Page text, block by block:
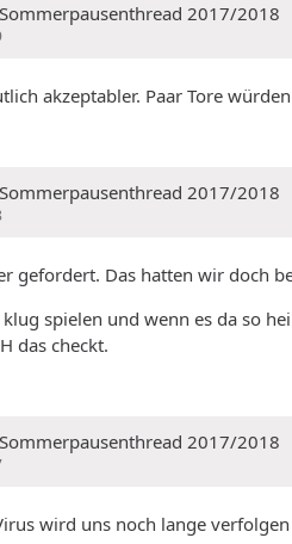
2017/2018
akzeptabler. Paar Tore
2017/2018
gefordert. Das hatten wir doch
spielen und wenn es da so
das checkt.
2017/2018
wird uns noch lange